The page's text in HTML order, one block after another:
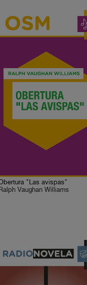
"Las avispas"
Ralph Vaughan Williams